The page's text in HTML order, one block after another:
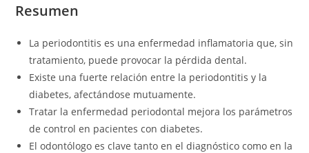
Resumen
La periodontitis es una enfermedad inflamatoria que, sin
tratamiento, puede provocar la pérdida dental.
Existe una fuerte relación entre la periodontitis y la
diabetes, afectándose mutuamente.
Tratar la enfermedad periodontal mejora los parámetros
de control en pacientes con diabetes.
El odontólogo es clave tanto en el diagnóstico como en la